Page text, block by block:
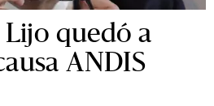
quedó a
ANDIS